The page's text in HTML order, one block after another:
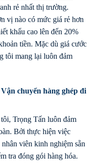
rẻ nhất thị trường.
vị nào có mức giá rẻ hơn
khấu cao lên đến 20%
tiền. Mặc dù giá cước
tôi mang lại luôn đảm
chuyển hàng ghép đi
Trọng Tấn luôn đảm
Bởi thực hiện việc
viên kinh nghiệm sẵn
tra đóng gói hàng hóa.